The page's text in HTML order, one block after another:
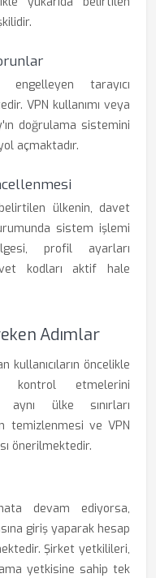
tarayıcı
VPN kullanımı veya
doğrulama sistemini
açmaktadır.
belirtilen ülkenin, davet
sistem işlemi
profil ayarları
kodları aktif hale
Adımlar
öncelikle
kontrol etmelerini
ülke sınırları
temizlenmesi ve VPN
önerilmektedir.
devam ediyorsa,
giriş yaparak hesap
Şirket yetkilileri,
yetkisine sahip tek